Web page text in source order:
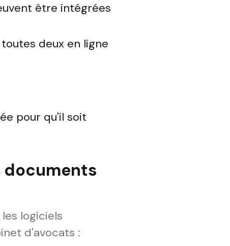
être intégrées
deux en ligne
pour qu'il soit
logiciels
d'avocats :